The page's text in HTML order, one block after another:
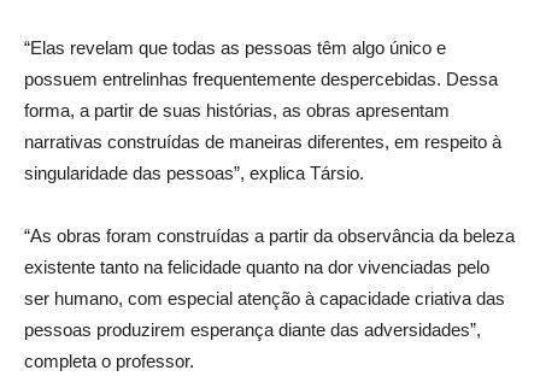
“Elas revelam que todas as pessoas têm algo único e
possuem entrelinhas frequentemente despercebidas. Dessa
forma, a partir de suas histórias, as obras apresentam
narrativas construídas de maneiras diferentes, em respeito à
singularidade das pessoas”, explica Társio.
“As obras foram construídas a partir da observância da beleza
existente tanto na felicidade quanto na dor vivenciadas pelo
ser humano, com especial atenção à capacidade criativa das
pessoas produzirem esperança diante das adversidades”,
completa o professor.